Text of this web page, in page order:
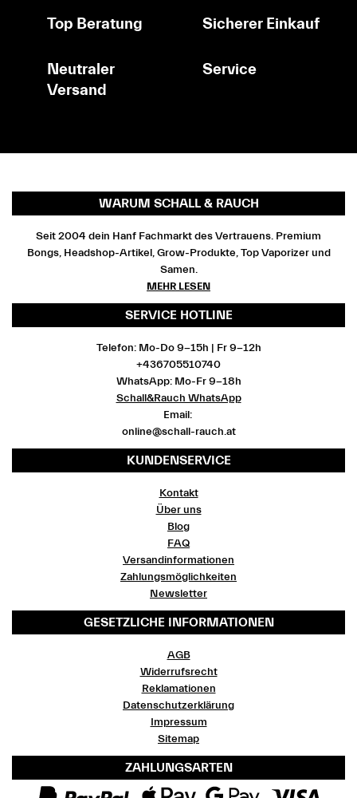
Top Beratung Sicherer Einkauf
Neutraler
Versand
Service
WARUM SCHALL & RAUCH
Seit 2004 dein Hanf Fachmarkt des Vertrauens. Premium
Bongs, Headshop-Artikel, Grow-Produkte, Top Vaporizer und
Samen.
MEHR LESEN
SERVICE HOTLINE
Telefon: Mo-Do 9-15h | Fr 9-12h
+436705510740
WhatsApp: Mo-Fr 9-18h
Schall&Rauch WhatsApp
Email:
online@schall-rauch.at
KUNDENSERVICE
Kontakt
Über uns
Blog
FAQ
Versandinformationen
Zahlungsmöglichkeiten
Newsletter
GESETZLICHE INFORMATIONEN
AGB
Widerrufsrecht
Reklamationen
Datenschutzerklärung
Impressum
Sitemap
ZAHLUNGSARTEN